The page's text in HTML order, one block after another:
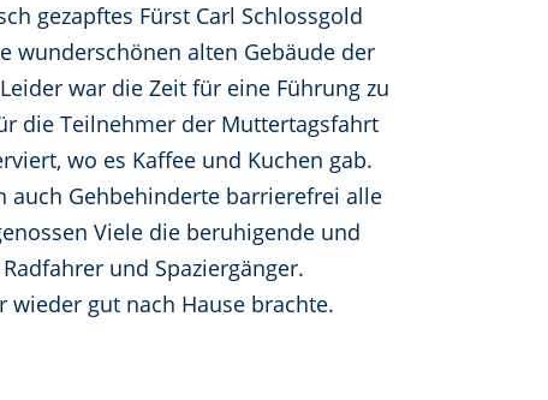
gezapftes Fürst Carl Schlossgold
wunderschönen alten Gebäude der
war die Zeit für eine Führung zu
die Teilnehmer der Muttertagsfahrt
wo es Kaffee und Kuchen gab.
auch Gehbehinderte barrierefrei alle
Viele die beruhigende und
und Spaziergänger.
gut nach Hause brachte.